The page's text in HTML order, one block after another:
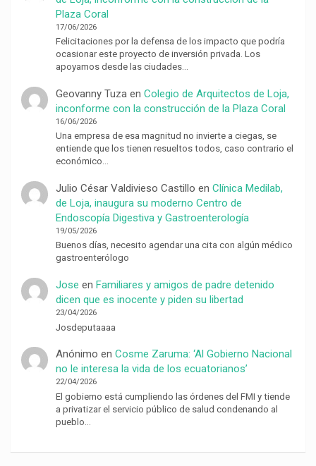
Plaza Coral
17/06/2026
Felicitaciones por la defensa de los impacto que podría
ocasionar este proyecto de inversión privada. Los
apoyamos desde las ciudades…
Geovanny Tuzaen Colegio de Arquitectos de Loja,
inconforme con la construcción de la Plaza Coral
16/06/2026
Una empresa de esa magnitud no invierte a ciegas, se
entiende que los tienen resueltos todos, caso contrario el
económico…
Julio César Valdivieso Castillo en Clínica Medilab,
de Loja, inaugura su moderno Centro de
Endoscopía Digestiva y Gastroenterología
19/05/2026
Buenos días, necesito agendar una cita con algún médico
gastroenterólogo
Jose en Familiares y amigos de padre detenido
dicen que es inocente y piden su libertad
23/04/2026
Josdeputaaaa
Anónimo en Cosme Zaruma: ‘Al Gobierno Nacional
no le interesa la vida de los ecuatorianos’
22/04/2026
El gobierno está cumpliendo las órdenes del FMI y tiende
a privatizar el servicio público de salud condenando al
pueblo…